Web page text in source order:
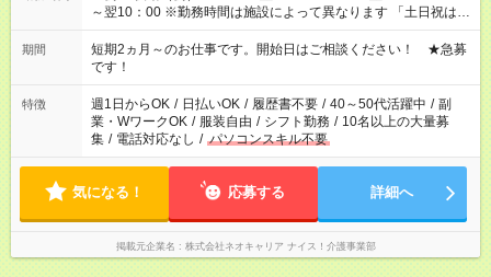
～翌10：00 ※勤務時間は施設によって異なります 「土日祝は休
みたい」 「しっかり稼ぎたい」 「もう少し遅い時間から始めた
い」など ご希望にあったお仕事をご案内いたします。 ※未経験
の方の場合は1～2ヶ月間は日中での仕事を経験いただき、 お
仕事に慣れてからの夜勤になります。 ★家庭の都合でお休みが
必要な場合も遠慮なくご相談ください。
期間
短期2ヵ月～のお仕事です。開始日はご相談ください！ ★急募
です！
特徴 週1日からOK / 日払いOK / 履歴書不要 / 40～50代活躍中 / 副
業・WワークOK / 服装自由 / シフト勤務 / 10名以上の大量募
集 / 電話対応なし / パソコンスキル不要
気になる！ 応募する 詳細へ
掲載元企業名 株式会社ネオキャリア ナイス！介護事業部